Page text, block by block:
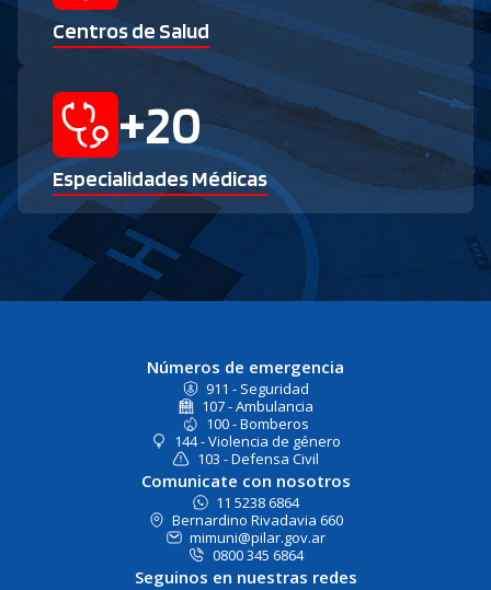
Centros de Salud
+20
Especialidades Médicas
Números de emergencia
911 - Seguridad
107 - Ambulancia
100 - Bomberos
144 - Violencia de género
103 - Defensa Civil
Comunicate con nosotros
11 5238 6864
Bernardino Rivadavia 660
mimuni@pilar.gov.ar
0800 345 6864
Seguinos en nuestras redes